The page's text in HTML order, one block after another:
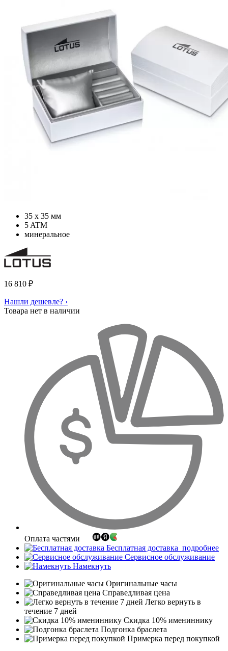
35 х 35 мм
5 ATM
минеральное
16 810 ₽
Нашли дешевле? ›
Товара нет в наличии
Оплата частями
Бесплатная доставка подробнее
Сервисное обслуживание
Намекнуть
Оригинальные часы
Справедливая цена
Легко вернуть в
течение 7 дней
Скидка 10% имениннику
Подгонка браслета
Примерка перед покупкой